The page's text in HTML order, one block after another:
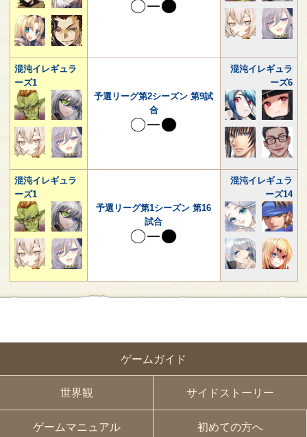
ゲームガイド
世界観 サイドストーリー
ゲームマニュアル 初めての方へ
混沌イレギュラ
ーズ1
予選リーグ第2シーズン 第9試
合
混沌イレギュラ
ーズ6
混沌イレギュラ
ーズ1
予選リーグ第1シーズン 第16
試合
混沌イレギュラ
ーズ14